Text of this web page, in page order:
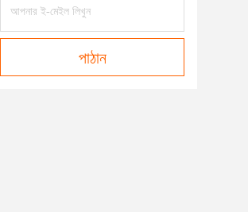
পাঠান